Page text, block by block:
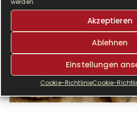
werden.
Akzeptieren
Ablehnen
Einstellungen
Cookie-RichtlinieCookie-